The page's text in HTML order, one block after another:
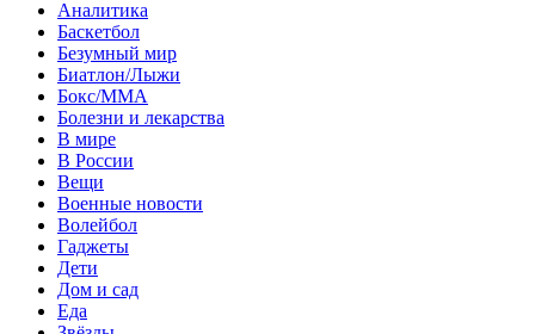
Аналитика
Баскетбол
Безумный мир
Биатлон/Лыжи
Бокс/MMA
Болезни и лекарства
В мире
В России
Вещи
Военные новости
Волейбол
Гаджеты
Дети
Дом и сад
Еда